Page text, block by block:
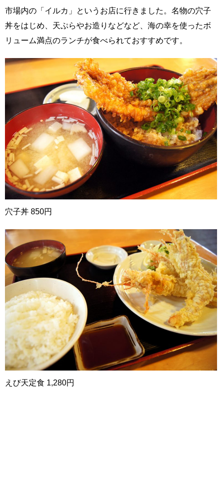
市場内の「イルカ」というお店に行きました。名物の穴子
丼をはじめ、天ぷらやお造りなどなど、海の幸を使ったボ
リューム満点のランチが食べられておすすめです。
穴子丼 850円
えび天定食 1,280円